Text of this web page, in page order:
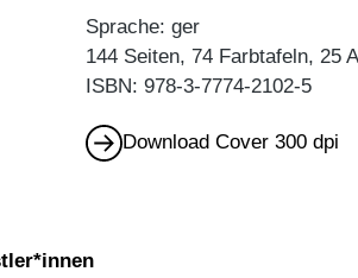
Sprache: ger
144 Seiten, 74 Farbtafeln, 25
ISBN: 978-3-7774-2102-5
Download Cover 300 dpi